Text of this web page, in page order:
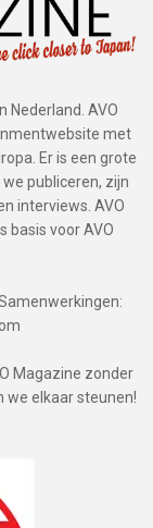
Nederland. AVO
met
Er is een grote
publiceren, zijn
interviews. AVO
basis voor AVO
Magazine zonder
we elkaar steunen!